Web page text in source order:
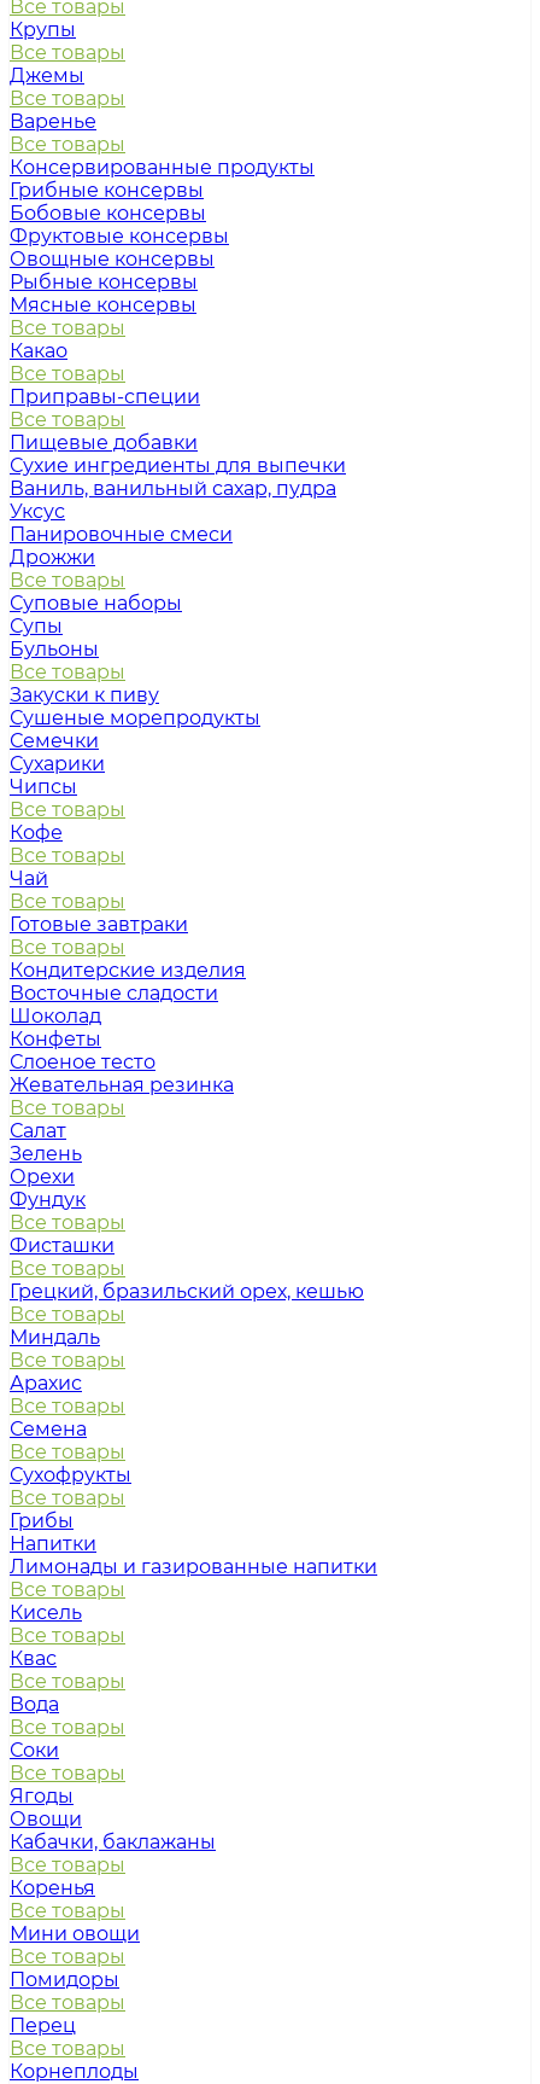
Все товары
Крупы
Все товары
Джемы
Все товары
Варенье
Все товары
Консервированные продукты
Грибные консервы
Бобовые консервы
Фруктовые консервы
Овощные консервы
Рыбные консервы
Мясные консервы
Все товары
Какао
Все товары
Приправы-специи
Все товары
Пищевые добавки
Сухие ингредиенты для выпечки
Ваниль, ванильный сахар, пудра
Уксус
Панировочные смеси
Дрожжи
Все товары
Суповые наборы
Супы
Бульоны
Все товары
Закуски к пиву
Сушеные морепродукты
Семечки
Сухарики
Чипсы
Все товары
Кофе
Все товары
Чай
Все товары
Готовые завтраки
Все товары
Кондитерские изделия
Восточные сладости
Шоколад
Конфеты
Слоеное тесто
Жевательная резинка
Все товары
Салат
Зелень
Орехи
Фундук
Все товары
Фисташки
Все товары
Грецкий, бразильский орех, кешью
Все товары
Миндаль
Все товары
Арахис
Все товары
Семена
Все товары
Сухофрукты
Все товары
Грибы
Напитки
Лимонады и газированные напитки
Все товары
Кисель
Все товары
Квас
Все товары
Вода
Все товары
Соки
Все товары
Ягоды
Овощи
Кабачки, баклажаны
Все товары
Коренья
Все товары
Мини овощи
Все товары
Помидоры
Все товары
Перец
Все товары
Корнеплоды